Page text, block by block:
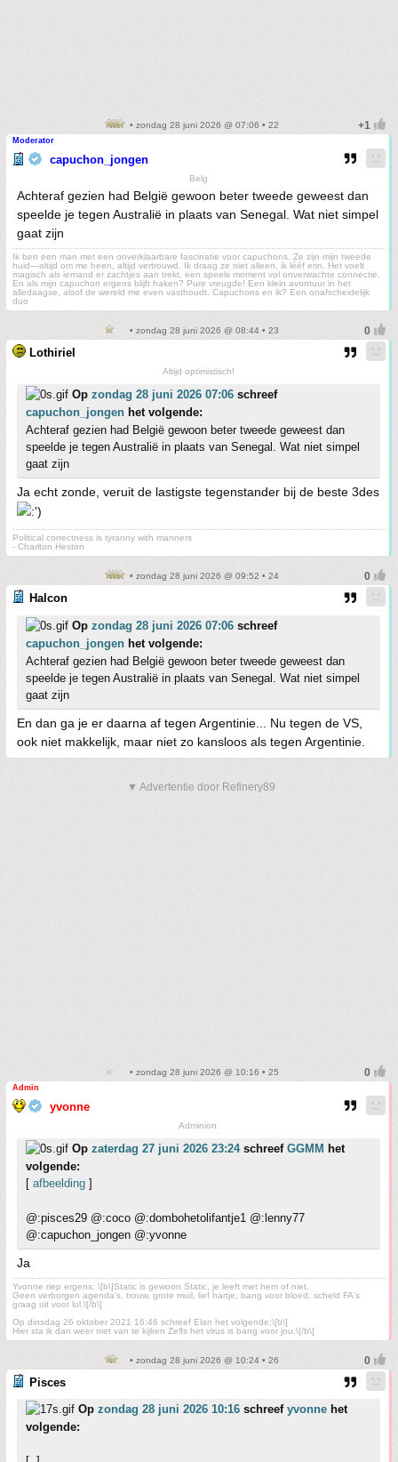
• zondag 28 juni 2026 @ 07:06 • 22
Moderator
capuchon_jongen
Belg
Achteraf gezien had België gewoon beter tweede geweest dan
speelde je tegen Australië in plaats van Senegal. Wat niet simpel
gaat zijn
Ik ben een man met een onverklaarbare fascinatie voor capuchons. Ze zijn mijn tweede
huid—altijd om me heen, altijd vertrouwd. Ik draag ze niet alleen, ik lééf erin. Het voelt
magisch als iemand er zachtjes aan trekt, een speels moment vol onverwachte connectie.
En als mijn capuchon ergens blijft haken? Pure vreugde! Een klein avontuur in het
alledaagse, alsof de wereld me even vasthoudt. Capuchons en ik? Een onafscheidelijk
duo
• zondag 28 juni 2026 @ 08:44 • 23
Lothiriel
Altijd optimistisch!
Op zondag 28 juni 2026 07:06 schreef
capuchon_jongen het volgende:
Achteraf gezien had België gewoon beter tweede geweest dan
speelde je tegen Australië in plaats van Senegal. Wat niet simpel
gaat zijn
Ja echt zonde, veruit de lastigste tegenstander bij de beste 3des
Political correctness is tyranny with manners
- Charlton Heston
• zondag 28 juni 2026 @ 09:52 • 24
Halcon
Op zondag 28 juni 2026 07:06 schreef
capuchon_jongen het volgende:
Achteraf gezien had België gewoon beter tweede geweest dan
speelde je tegen Australië in plaats van Senegal. Wat niet simpel
gaat zijn
En dan ga je er daarna af tegen Argentinie... Nu tegen de VS,
ook niet makkelijk, maar niet zo kansloos als tegen Argentinie.
▼ Advertentie door Refinery89
• zondag 28 juni 2026 @ 10:16 • 25
Admin
yvonne
Adminion.
Op zaterdag 27 juni 2026 23:24schreef GGMM het
volgende:
[ afbeelding ]
@:pisces29 @:coco @:dombohetolifantje1 @:lenny77
@:capuchon_jongen @:yvonne
Ja
Yvonne riep ergens: \[b\]Static is gewoon Static, je leeft met hem of niet.
Geen verborgen agenda's, trouw, grote muil, lief hartje, bang voor bloed, scheld FA's
graag uit voor lul.\[/b\]
Op dinsdag 26 oktober 2021 16:46 schreef Elan het volgende:\[b\]
Hier sta ik dan weer niet van te kijken Zelfs het virus is bang voor jou.\[/b\]
• zondag 28 juni 2026 @ 10:24 • 26
Pisces
Op zondag 28 juni 2026 10:16 schreef yvonne het
volgende: